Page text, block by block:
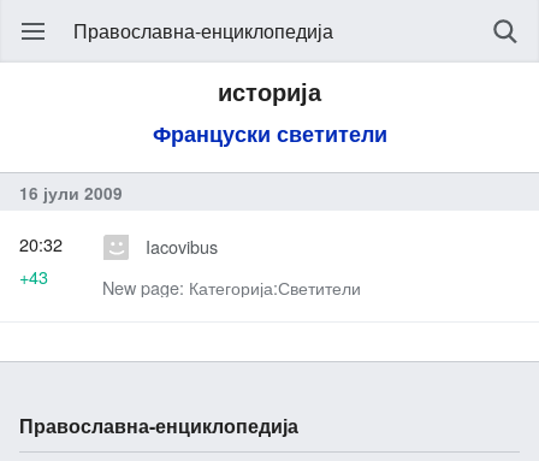
Православна-енциклопедија
историја
Француски светители
16 јули 2009
Iacovibus
New page: Категорија:Светители
20:32
+43
Православна-енциклопедија